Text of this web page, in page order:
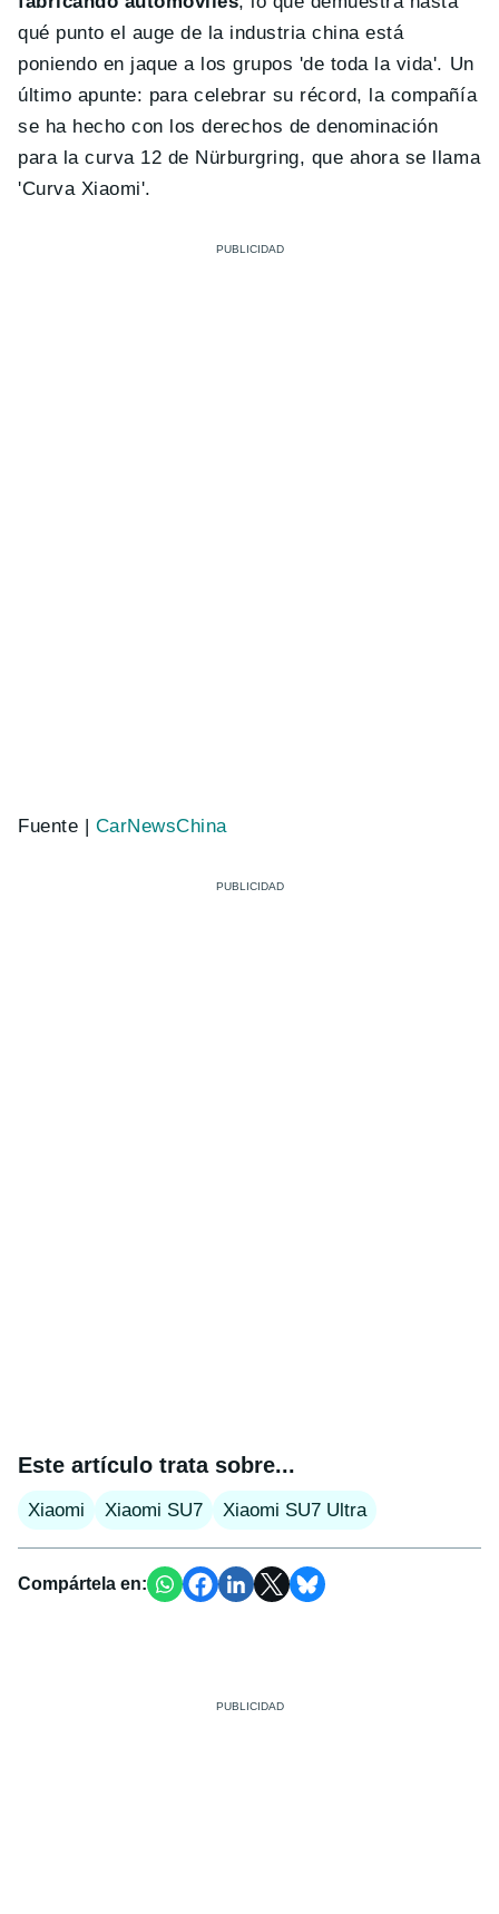
qué punto el auge de la industria china está
poniendo en jaque a los grupos 'de toda la vida'. Un
último apunte: para celebrar su récord, la compañía
se ha hecho con los derechos de denominación
para la curva 12 de Nürburgring, que ahora se llama
'Curva Xiaomi'.
Fuente | CarNewsChina
Este artículo trata sobre...
Xiaomi Xiaomi SU7 Xiaomi SU7 Ultra
Compártela en: